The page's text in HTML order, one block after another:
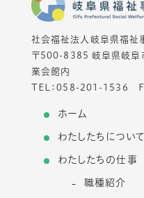
社会福祉法人岐阜県福
〒500-8385 岐阜県岐阜
業会館内
TEL：058-201-1536
ホーム
わたしたちについて
わたしたちの仕事
職種紹介